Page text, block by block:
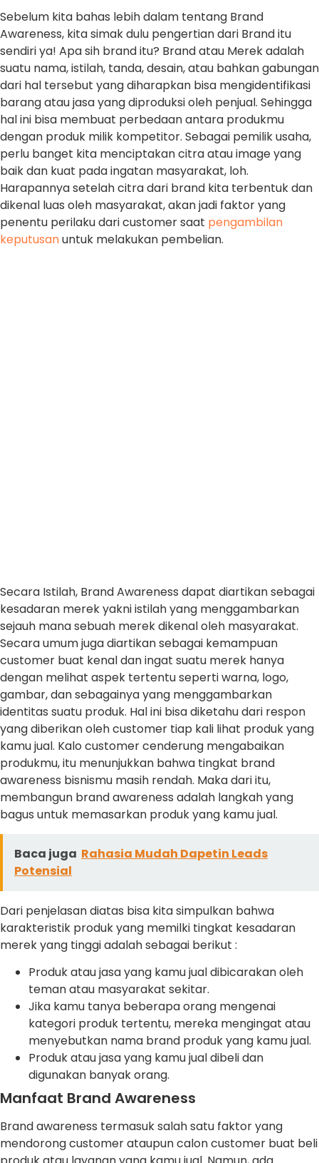
Sebelum kita bahas lebih dalam tentang Brand
Awareness, kita simak dulu pengertian dari Brand itu
sendiri ya! Apa sih brand itu? Brand atau Merek adalah
suatu nama, istilah, tanda, desain, atau bahkan gabungan
dari hal tersebut yang diharapkan bisa mengidentifikasi
barang atau jasa yang diproduksi oleh penjual. Sehingga
hal ini bisa membuat perbedaan antara produkmu
dengan produk milik kompetitor. Sebagai pemilik usaha,
perlu banget kita menciptakan citra atau image yang
baik dan kuat pada ingatan masyarakat, loh.
Harapannya setelah citra dari brand kita terbentuk dan
dikenal luas oleh masyarakat, akan jadi faktor yang
penentu perilaku dari customer saat pengambilan
keputusanuntuk melakukan pembelian.
Secara Istilah, Brand Awareness dapat diartikan sebagai
kesadaran merek yakni istilah yang menggambarkan
sejauh mana sebuah merek dikenal oleh masyarakat.
Secara umum juga diartikan sebagai kemampuan
customer buat kenal dan ingat suatu merek hanya
dengan melihat aspek tertentu seperti warna, logo,
gambar, dan sebagainya yang menggambarkan
identitas suatu produk. Hal ini bisa diketahu dari respon
yang diberikan oleh customer tiap kali lihat produk yang
kamu jual. Kalo customer cenderung mengabaikan
produkmu, itu menunjukkan bahwa tingkat brand
awareness bisnismu masih rendah. Maka dari itu,
membangun brand awareness adalah langkah yang
bagus untuk memasarkan produk yang kamu jual.
Baca juga Rahasia Mudah Dapetin Leads
Potensial
Dari penjelasan diatas bisa kita simpulkan bahwa
karakteristik produk yang memilki tingkat kesadaran
merek yang tinggi adalah sebagai berikut :
Produk atau jasa yang kamu jual dibicarakan oleh
teman atau masyarakat sekitar.
Jika kamu tanya beberapa orang mengenai
kategori produk tertentu, mereka mengingat atau
menyebutkan nama brand produk yang kamu jual.
Produk atau jasa yang kamu jual dibeli dan
digunakan banyak orang.
Manfaat Brand Awareness
Brand awareness termasuk salah satu faktor yang
mendorong customer ataupun calon customer buat beli